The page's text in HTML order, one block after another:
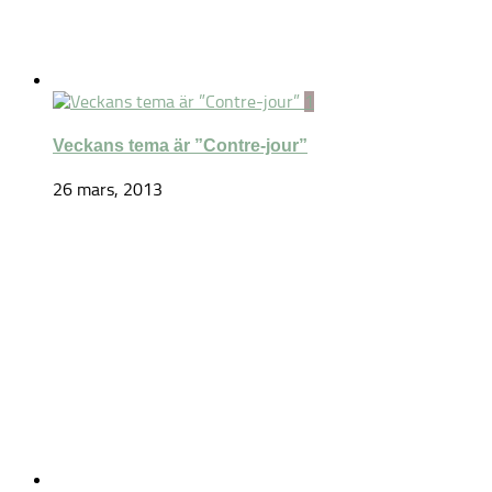
1
Veckans tema är ”Contre-jour”
26 mars, 2013